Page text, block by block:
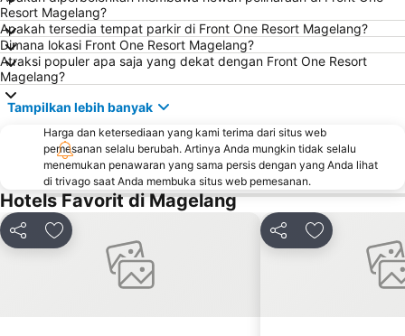
Resort Magelang?
Apakah tersedia tempat parkir di Front One Resort Magelang?
Dimana lokasi Front One Resort Magelang?
Atraksi populer apa saja yang dekat dengan Front One Resort
Magelang?
Tampilkan lebih banyak
Harga dan ketersediaan yang kami terima dari situs web
pemesanan selalu berubah. Artinya Anda mungkin tidak selalu
menemukan penawaran yang sama persis dengan yang Anda lihat
di trivago saat Anda membuka situs web pemesanan.
Hotels Favorit di Magelang
BagikanTambahkan ke favorit BagikanTambahkan